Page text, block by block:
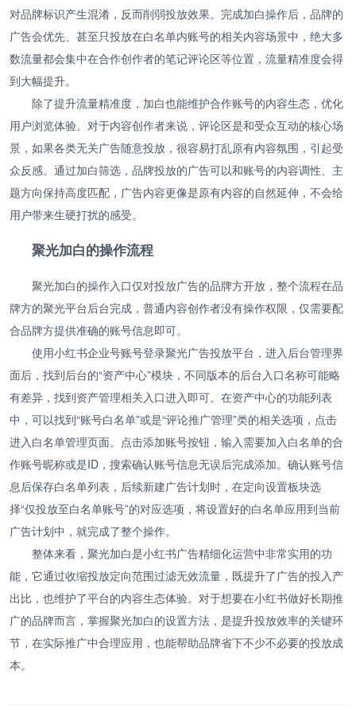
对品牌标识产生混淆，反而削弱投放效果。完成加白操作后，品牌的
广告会优先、甚至只投放在白名单内账号的相关内容场景中，绝大多
数流量都会集中在合作创作者的笔记评论区等位置，流量精准度会得
到大幅提升。
除了提升流量精准度，加白也能维护合作账号的内容生态，优化
用户浏览体验。对于内容创作者来说，评论区是和受众互动的核心场
景，如果各类无关广告随意投放，很容易打乱原有内容氛围，引起受
众反感。通过加白筛选，品牌投放的广告可以和账号的内容调性、主
题方向保持高度匹配，广告内容更像是原有内容的自然延伸，不会给
用户带来生硬打扰的感受。
聚光加白的操作流程
聚光加白的操作入口仅对投放广告的品牌方开放，整个流程在品
牌方的聚光平台后台完成，普通内容创作者没有操作权限，仅需要配
合品牌方提供准确的账号信息即可。
使用小红书企业号账号登录聚光广告投放平台，进入后台管理界
面后，找到后台的“资产中心”模块，不同版本的后台入口名称可能略
有差异，找到资产管理相关入口进入即可。在资产中心的功能列表
中，可以找到“账号白名单”或是“评论推广管理”类的相关选项，点击
进入白名单管理页面。点击添加账号按钮，输入需要加入白名单的合
作账号昵称或是ID，搜索确认账号信息无误后完成添加。确认账号信
息后保存白名单列表，后续新建广告计划时，在定向设置板块选
择“仅投放至白名单账号”的对应选项，将设置好的白名单应用到当前
广告计划中，就完成了整个操作。
整体来看，聚光加白是小红书广告精细化运营中非常实用的功
能，它通过收缩投放定向范围过滤无效流量，既提升了广告的投入产
出比，也维护了平台的内容生态体验。对于想要在小红书做好长期推
广的品牌而言，掌握聚光加白的设置方法，是提升投放效率的关键环
节，在实际推广中合理应用，也能帮助品牌省下不少不必要的投放成
本。